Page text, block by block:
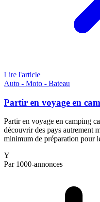
Lire l'article
Auto - Moto - Bateau
Partir en voyage en
Partir en voyage en camping
découvrir des pays autrement
minimum de préparation pour
Y
Par 1000-annonces